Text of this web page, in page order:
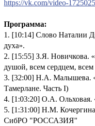
https://vk.com/video-
Программа:
1. [10:14] Слово Наталии
духа».
2. [15:55] З.Я. Новичкова.
душой, всем сердцем,
3. [32:00] Н.А. Малышева.
Тамерлане. Часть I)
4. [1:03:20] О.А.
5. [1:31:00] Н.М.
СибРО "РОССАЗИЯ"